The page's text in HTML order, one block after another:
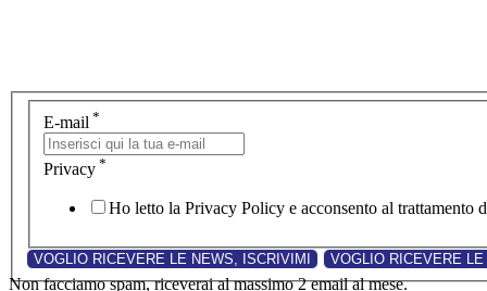
E-mail *
Privacy *
Ho letto la Privacy Policy e acconsento al trattamento
Non facciamo spam, riceverai al massimo 2 email al mese.